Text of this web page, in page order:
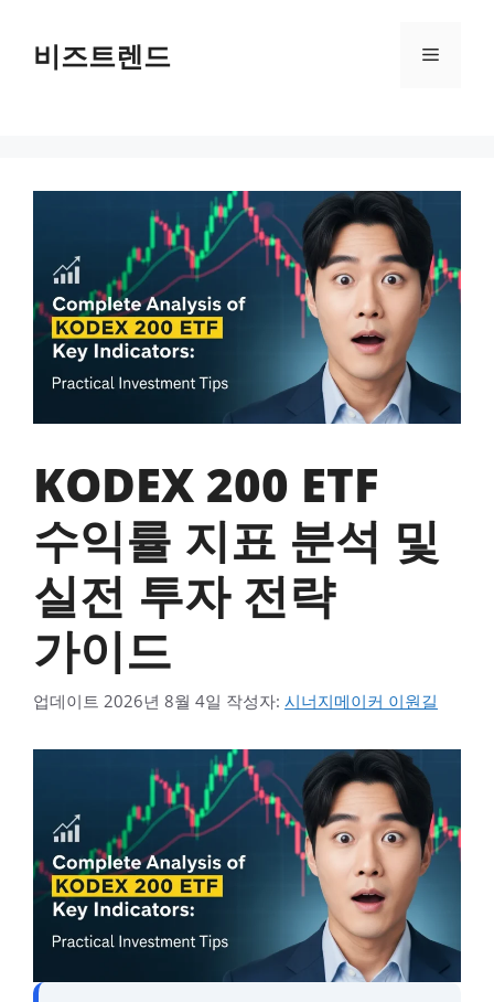
건너뛰기비즈트렌드 메뉴
KODEX 200 ETF
수익률 지표 분석 및
실전 투자 전략
가이드
업데이트 2026년 8월 4일 작성자: 시너지메이커 이원길